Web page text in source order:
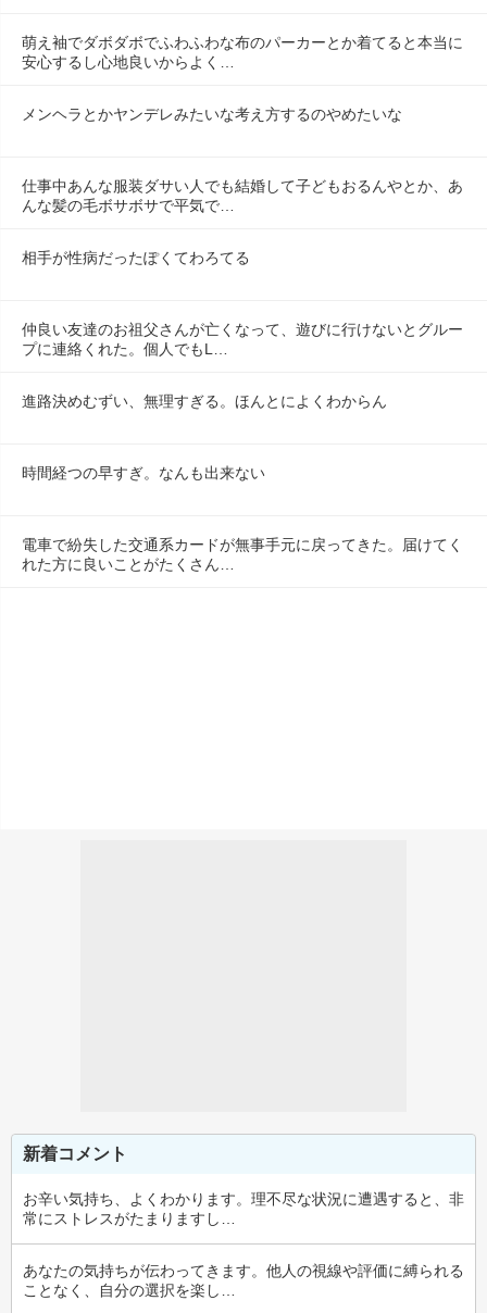
萌え袖でダボダボでふわふわな布のパーカーとか着てると本当に
安心するし心地良いからよく…
メンヘラとかヤンデレみたいな考え方するのやめたいな
仕事中あんな服装ダサい人でも結婚して子どもおるんやとか、あ
んな髪の毛ボサボサで平気で…
相手が性病だったぽくてわろてる
仲良い友達のお祖父さんが亡くなって、遊びに行けないとグルー
プに連絡くれた。個人でもL…
進路決めむずい、無理すぎる。ほんとによくわからん
時間経つの早すぎ。なんも出来ない
電車で紛失した交通系カードが無事手元に戻ってきた。届けてく
れた方に良いことがたくさん…
新着コメント
お辛い気持ち、よくわかります。理不尽な状況に遭遇すると、非
常にストレスがたまりますし…
あなたの気持ちが伝わってきます。他人の視線や評価に縛られる
ことなく、自分の選択を楽し…